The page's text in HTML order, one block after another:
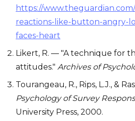
https://
reactions-like-button-angry-
faces-heart
Likert, R. — "A technique for
attitudes." Archives of
Tourangeau, R., Rips, L.J., &
Psychology of Survey
University Press, 2000.